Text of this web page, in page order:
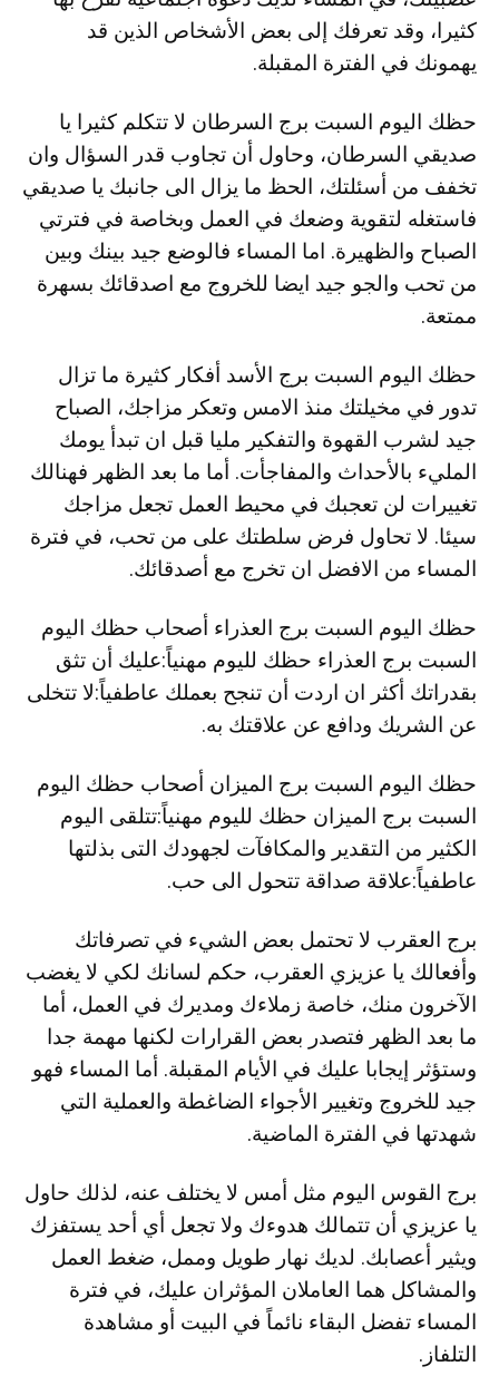
كثيرا، وقد تعرفك إلى بعض الأشخاص الذين قد
يهمونك في الفترة المقبلة.
حظك اليوم السبت برج السرطان لا تتكلم كثيرا يا
صديقي السرطان، وحاول أن تجاوب قدر السؤال وان
تخفف من أسئلتك، الحظ ما يزال الى جانبك يا صديقي
فاستغله لتقوية وضعك في العمل وبخاصة في فترتي
الصباح والظهيرة. اما المساء فالوضع جيد بينك وبين
من تحب والجو جيد ايضا للخروج مع اصدقائك بسهرة
ممتعة.
حظك اليوم السبت برج الأسد أفكار كثيرة ما تزال
تدور في مخيلتك منذ الامس وتعكر مزاجك، الصباح
جيد لشرب القهوة والتفكير مليا قبل ان تبدأ يومك
المليء بالأحداث والمفاجأت. أما ما بعد الظهر فهنالك
تغييرات لن تعجبك في محيط العمل تجعل مزاجك
سيئا. لا تحاول فرض سلطتك على من تحب، في فترة
المساء من الافضل ان تخرج مع أصدقائك.
حظك اليوم السبت برج العذراء أصحاب حظك اليوم
السبت برج العذراء حظك لليوم مهنياً:عليك أن تثق
بقدراتك أكثر ان اردت أن تنجح بعملك عاطفياً:لا تتخلى
عن الشريك ودافع عن علاقتك به.
حظك اليوم السبت برج الميزان أصحاب حظك اليوم
السبت برج الميزان حظك لليوم مهنياً:تتلقى اليوم
الكثير من التقدير والمكافآت لجهودك التى بذلتها
عاطفياً:علاقة صداقة تتحول الى حب.
برج العقرب لا تحتمل بعض الشيء في تصرفاتك
وأفعالك يا عزيزي العقرب، حكم لسانك لكي لا يغضب
الآخرون منك، خاصة زملاءك ومديرك في العمل، أما
ما بعد الظهر فتصدر بعض القرارات لكنها مهمة جدا
وستؤثر إيجابا عليك في الأيام المقبلة. أما المساء فهو
جيد للخروج وتغيير الأجواء الضاغطة والعملية التي
شهدتها في الفترة الماضية.
برج القوس اليوم مثل أمس لا يختلف عنه، لذلك حاول
يا عزيزي أن تتمالك هدوءك ولا تجعل أي أحد يستفزك
ويثير أعصابك. لديك نهار طويل وممل، ضغط العمل
والمشاكل هما العاملان المؤثران عليك، في فترة
المساء تفضل البقاء نائماً في البيت أو مشاهدة
التلفاز.